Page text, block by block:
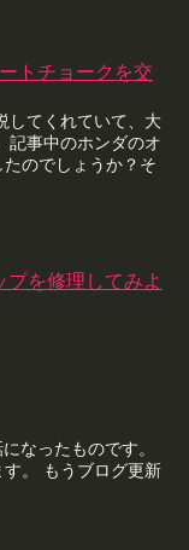
トチョークを交
してくれていて、大
記事中のホンダのオ
のでしょうか？そ
プを修理してみよ
なったものです。
。 もうブログ更新